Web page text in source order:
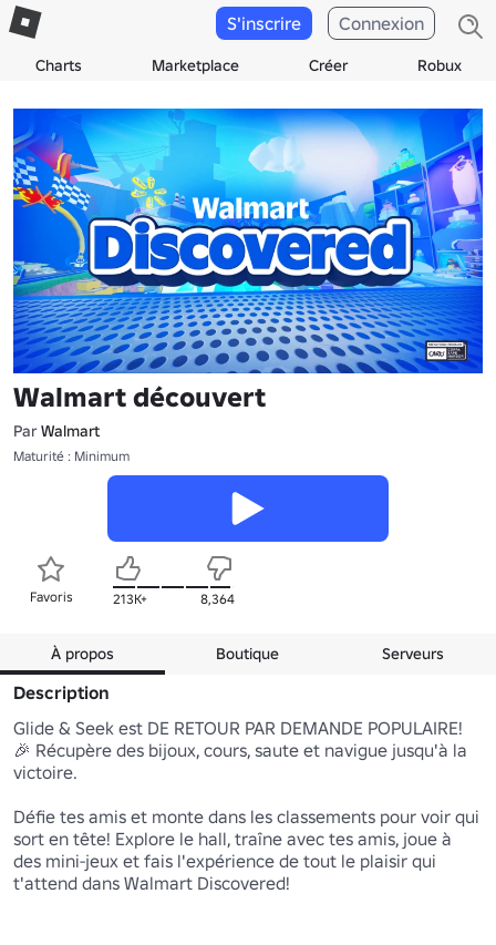
Charts Marketplace Créer Robux
S'inscrire Connexion
Walmart découvert
Par Walmart
Maturité : Minimum
Favoris 213K+ 8,364
À propos Boutique Serveurs
Description
Glide & Seek est DE RETOUR PAR DEMANDE POPULAIRE!
🎉 Récupère des bijoux, cours, saute et navigue jusqu'à la
victoire.
Défie tes amis et monte dans les classements pour voir qui
sort en tête! Explore le hall, traîne avec tes amis, joue à
des mini-jeux et fais l'expérience de tout le plaisir qui
t'attend dans Walmart Discovered!